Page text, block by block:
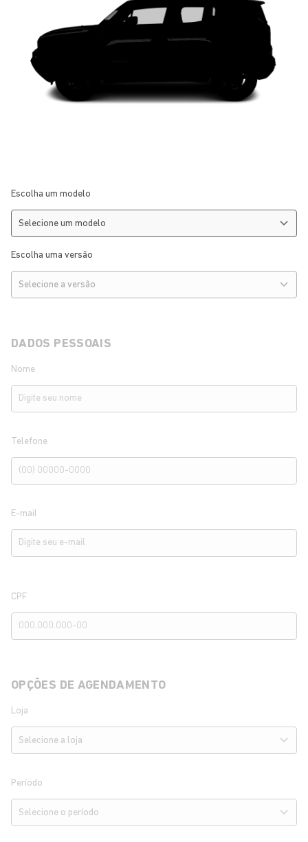
Escolha um modelo
Escolha uma versão
DADOS PESSOAIS
Nome
Telefone
E-mail
CPF
OPÇÕES DE AGENDAMENTO
Loja
Período